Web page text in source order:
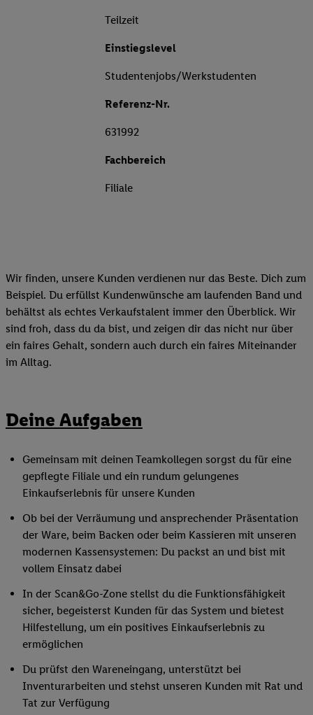
Teilzeit
Einstiegslevel
Studentenjobs/Werkstudenten
Referenz-Nr.
631992
Fachbereich
Filiale
Wir finden, unsere Kunden verdienen nur das Beste. Dich zum
Beispiel. Du erfüllst Kundenwünsche am laufenden Band und
behältst als echtes Verkaufstalent immer den Überblick. Wir
sind froh, dass du da bist, und zeigen dir das nicht nur über
ein faires Gehalt, sondern auch durch ein faires Miteinander
im Alltag.
Deine Aufgaben
Gemeinsam mit deinen Teamkollegen sorgst du für eine
gepflegte Filiale und ein rundum gelungenes
Einkaufserlebnis für unsere Kunden
Ob bei der Verräumung und ansprechender Präsentation
der Ware, beim Backen oder beim Kassieren mit unseren
modernen Kassensystemen: Du packst an und bist mit
vollem Einsatz dabei
In der Scan&Go-Zone stellst du die Funktionsfähigkeit
sicher, begeisterst Kunden für das System und bietest
Hilfestellung, um ein positives Einkaufserlebnis zu
ermöglichen
Du prüfst den Wareneingang, unterstützt bei
Inventurarbeiten und stehst unseren Kunden mit Rat und
Tat zur Verfügung